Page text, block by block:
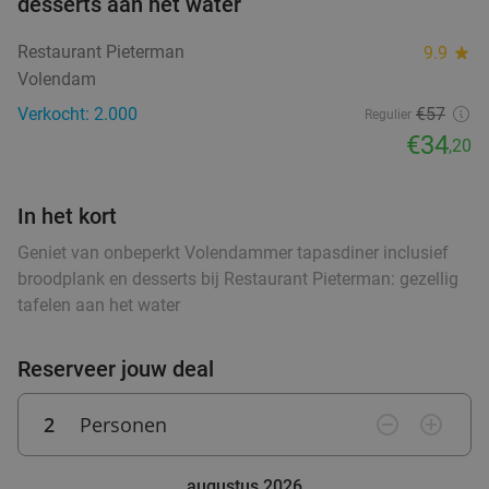
Morgen
Wo Do Vr
Teds Amsterdam Jordaan
star
Amsterdam
Verkocht: 156 €22,95
€14,95
36%
2-, 3- of 4-gangendiner à la carte bij
Restaurant d´Oude Waegh
Restaurant d'Oude Waegh
Hoorn
Verkocht: 869
€23 ,50
Restaurant Pieterman 9.9 star
Volendam
Verkocht: 2.000
Regulier €57
€34,20
In het kort
Geniet van onbeperkt Volendammer tapasdiner inclusief
broodplank en desserts bij Restaurant Pieterman: gezellig
tafelen aan het water
Reserveer jouw deal
2 Personen